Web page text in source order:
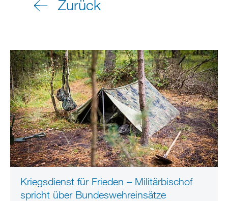
Zurück
Kriegsdienst für Frieden – Militärbischof
spricht über Bundeswehreinsätze